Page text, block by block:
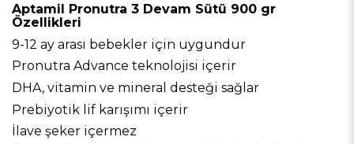
Aptamil Pronutra 3 Devam Sütü 900 gr
Özellikleri
9-12 ay arası bebekler için uygundur
Pronutra Advance teknolojisi içerir
DHA, vitamin ve mineral desteği sağlar
Prebiyotik lif karışımı içerir
İlave şeker içermez